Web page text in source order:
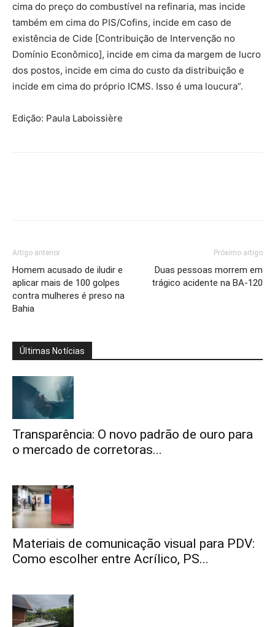
cima do preço do combustível na refinaria, mas incide
também em cima do PIS/Cofins, incide em caso de
existência de Cide [Contribuição de Intervenção no
Domínio Econômico], incide em cima da margem de lucro
dos postos, incide em cima do custo da distribuição e
incide em cima do próprio ICMS. Isso é uma loucura”.
Edição: Paula Laboissière
Artigo anterior
Homem acusado de iludir e
aplicar mais de 100 golpes
contra mulheres é preso na
Bahia
Próximo artigo
Duas pessoas morrem em
trágico acidente na BA-120
Últimas Notícias
Transparência: O novo padrão de ouro para
o mercado de corretoras...
Materiais de comunicação visual para PDV:
Como escolher entre Acrílico, PS...